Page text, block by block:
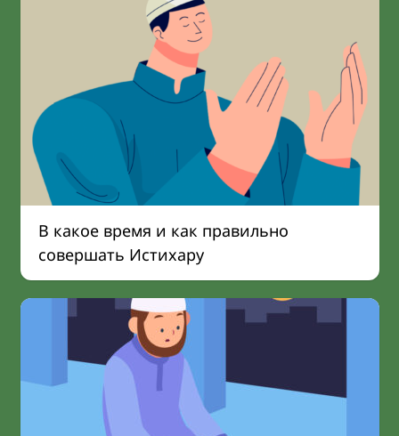
В какое время и как правильно
совершать Истихару